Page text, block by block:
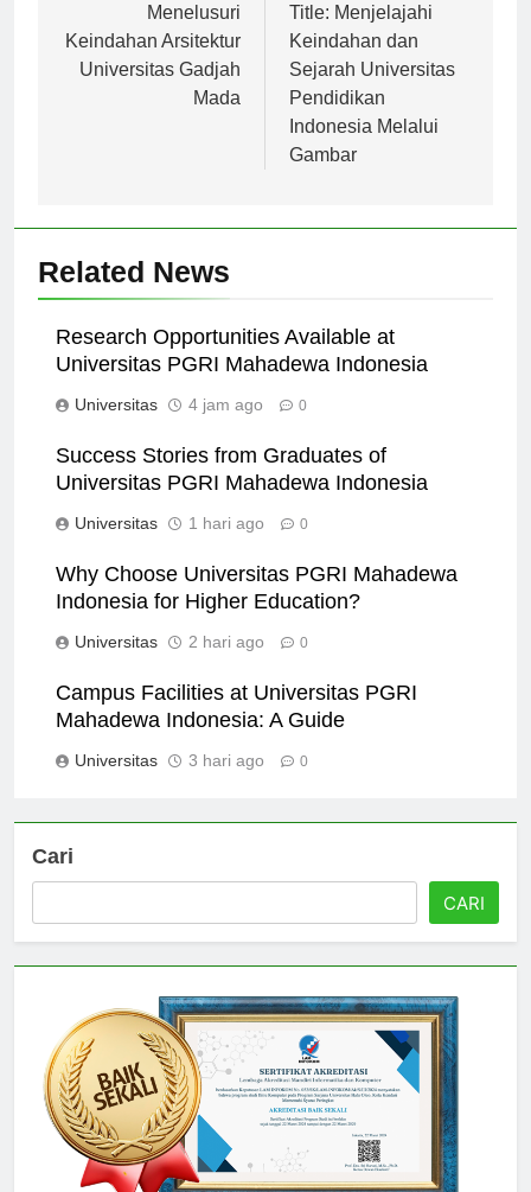
Menelusuri
Keindahan Arsitektur
Universitas Gadjah
Mada
Title: Menjelajahi
Keindahan dan
Sejarah Universitas
Pendidikan
Indonesia Melalui
Gambar
Related News
Research Opportunities Available at
Universitas PGRI Mahadewa Indonesia
Universitas 4 jam ago 0
Success Stories from Graduates of
Universitas PGRI Mahadewa Indonesia
Universitas 1 hari ago 0
Why Choose Universitas PGRI Mahadewa
Indonesia for Higher Education?
Universitas 2 hari ago 0
Campus Facilities at Universitas PGRI
Mahadewa Indonesia: A Guide
Universitas 3 hari ago 0
Cari
CARI